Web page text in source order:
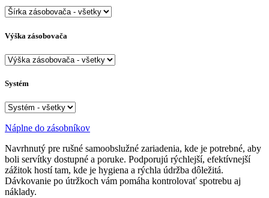
Výška zásobovača
Systém
Náplne do zásobníkov
Navrhnutý pre rušné samoobslužné zariadenia, kde je potrebné, aby
boli servítky dostupné a poruke. Podporujú rýchlejší, efektívnejší
zážitok hostí tam, kde je hygiena a rýchla údržba dôležitá.
Dávkovanie po útržkoch vám pomáha kontrolovať spotrebu aj
náklady.